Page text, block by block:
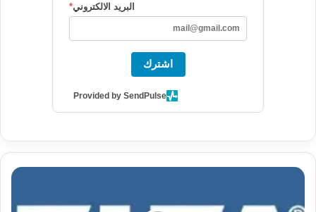
البريد الالكتروني*
اشترك
Provided by SendPulse
ح
ر